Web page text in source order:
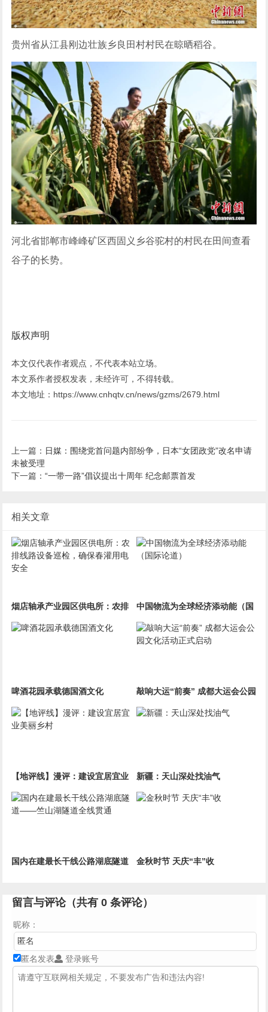
贵州省从江县刚边壮族乡良田村村民在晾晒稻谷。
河北省邯郸市峰峰矿区西固义乡谷驼村的村民在田间查看
谷子的长势。
版权声明
本文仅代表作者观点，不代表本站立场。
本文系作者授权发表，未经许可，不得转载。
本文地址：https://www.cnhqtv.cn/news/gzms/2679.html
上一篇： 日媒：围绕党首问题内部纷争，日本“女团政党”改名申请
未被受理
下一篇：“一带一路”倡议提出十周年 纪念邮票首发
相关文章
烟店轴承产业园区供电所：农排
线路设备巡检，确保春灌用电安
中国物流为全球经济添动能（国
际论道）
啤酒花园承载德国酒文化
敲响大运“前奏” 成都大运会公园
文化活动正式启动
【地评线】漫评：建设宜居宜业
美丽乡村
新疆：天山深处找油气
国内在建最长干线公路湖底隧道
金秋时节 天庆“丰”收
留言与评论（共有0 条评论）
昵称：
匿名发表 登录账号